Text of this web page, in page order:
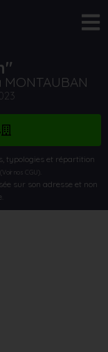
typologies et répartition
nos CGU)
sur son adresse et non